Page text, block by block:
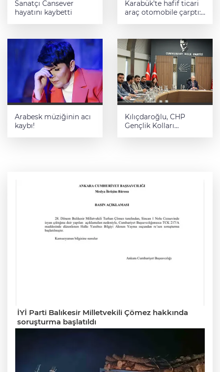
Sanatçı Cansever
hayatını kaybetti
Karabük’te hafif ticari
araç otomobile çarptı:
Arabesk müziğinin acı
kaybı!
Kılıçdaroğlu, CHP
Gençlik Kolları
İYİ Parti Balıkesir Milletvekili Çömez hakkında
soruşturma başlatıldı